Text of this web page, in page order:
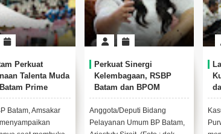
Sinergi
RSBP
dan BPOM
Pelayanan dan
Obat Aman
Deputi Bidang
Umum BP Batam,
Lapas Batam Terima
Kunker Deputi Imigrasi
dan Pemasyarakatan
Kemenko Kumham
Imipas, Bahas
Overstaying dan KUHP
Kasubbag TU Anto Eka
Purwadi bersama jajaran saat